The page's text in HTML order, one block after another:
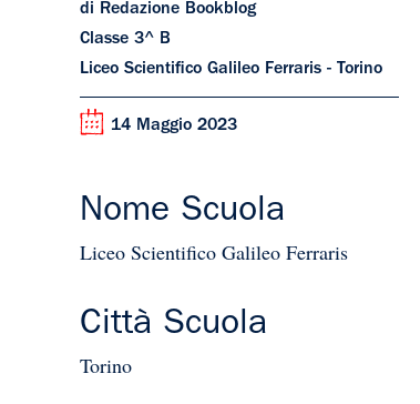
di Redazione Bookblog
Classe 3^ B
Liceo Scientifico Galileo Ferraris - Torino
14 Maggio 2023
Nome Scuola
Liceo Scientifico Galileo Ferraris
Città Scuola
Torino